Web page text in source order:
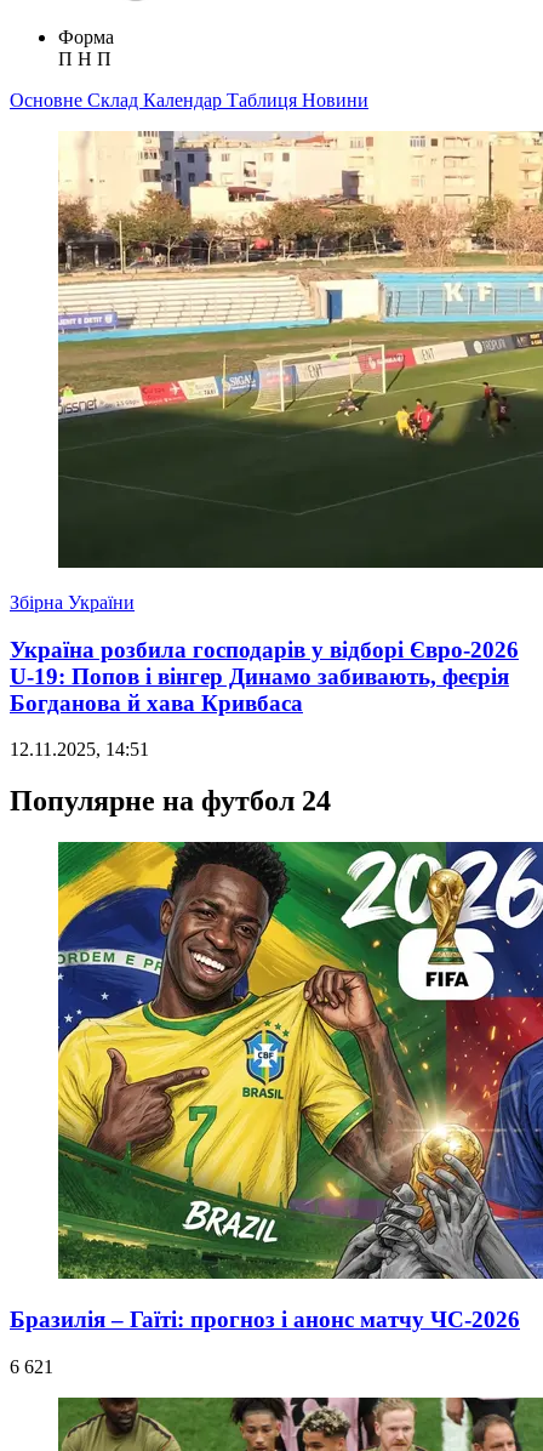
Форма
П Н П
Основне Склад Календар Таблиця Новини
Збірна України
Україна розбила господарів у відборі Євро-2026
U-19: Попов і вінгер Динамо забивають, феєрія
Богданова й хава Кривбаса
12.11.2025, 14:51
Популярне на футбол 24
Бразилія – Гаїті: прогноз і анонс матчу ЧС-2026
6 621